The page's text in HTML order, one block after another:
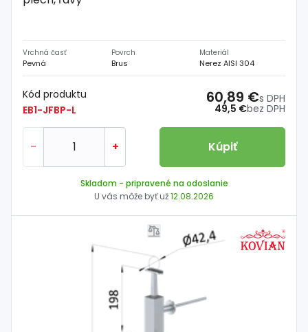
Vrchná časť
Pevná
Povrch
Brus
Materiál
Nerez AISI 304
Kód produktu
EB1-JFBP-L
49,5 €bez DPH
60,89 €s DPH
- + Kúpiť
Skladom - pripravené na odoslanie
U vás môže byť už12.08.2026